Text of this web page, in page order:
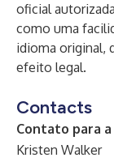
oficial
como uma
idioma original,
efeito legal.
Contacts
Contato para a
Kristen Walker